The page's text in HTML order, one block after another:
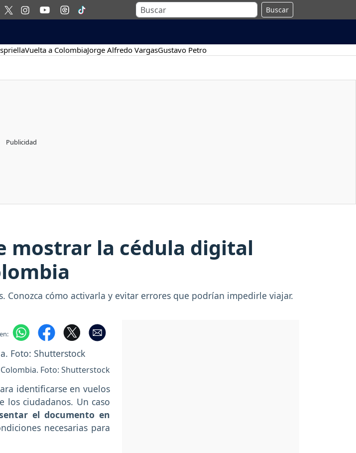
Buscar
Vuelta a ColombiaJorge Alfredo VargasGustavo Petro
mostrar la cédula digital
cómo activarla y evitar errores que podrían impedirle viajar.
Foto: Shutterstock
identificarse en vuelos
los ciudadanos. Un caso
el documento en
necesarias para